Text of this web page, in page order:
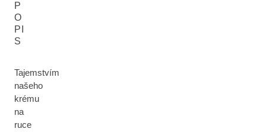
P
O
PI
S
Tajemstvím
našeho
krému
na
ruce